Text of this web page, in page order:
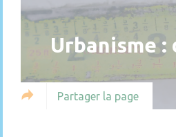
Urbanisme :
Partager la page